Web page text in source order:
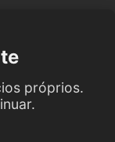
próprios.